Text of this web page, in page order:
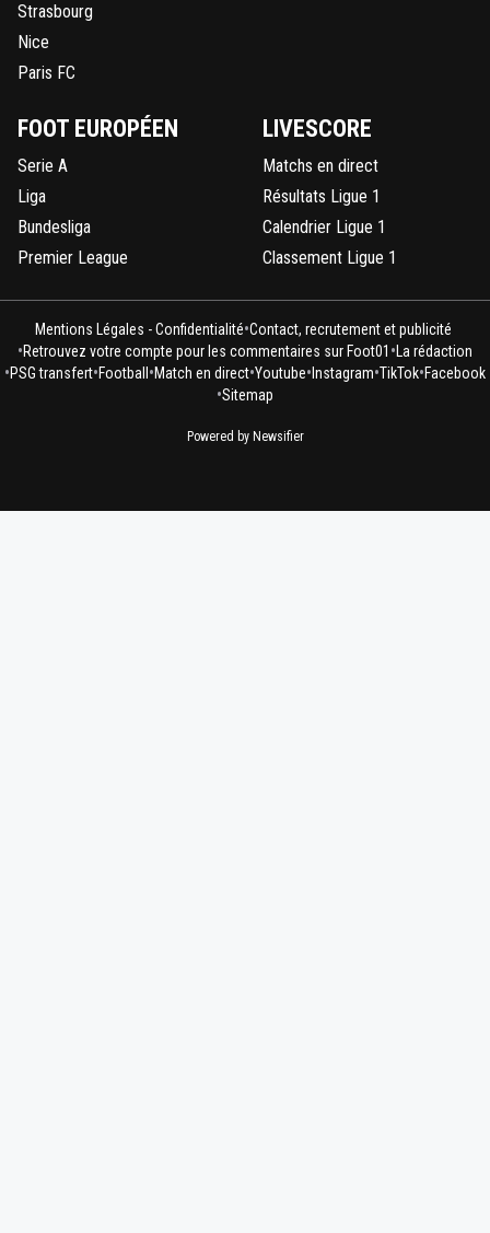
Strasbourg
Nice
Paris FC
FOOT EUROPÉEN
Serie A
Liga
Bundesliga
Premier League
LIVESCORE
Matchs en direct
Résultats Ligue 1
Calendrier Ligue 1
Classement Ligue 1
Mentions Légales - Confidentialité•Contact, recrutement et publicité
•Retrouvez votre compte pour les commentaires sur Foot01 • La rédaction
•PSG transfert•Football •Match en direct•Youtube• Instagram•TikTok•Facebook
•Sitemap
Powered by Newsifier